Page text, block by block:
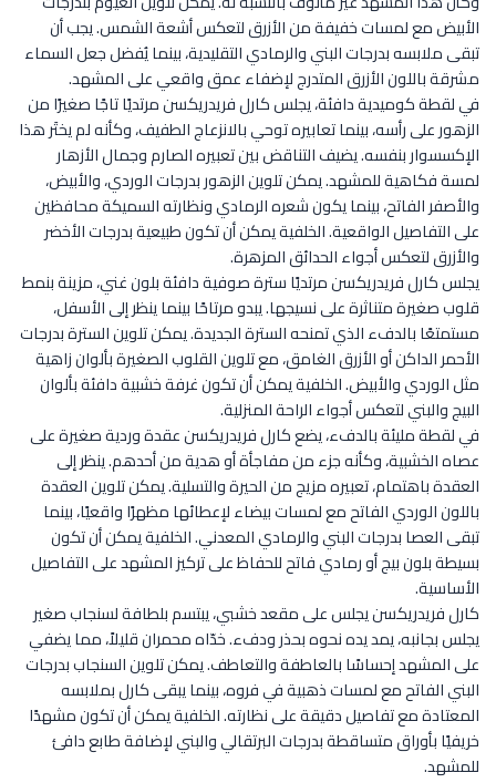
الأبيض مع لمسات خفيفة من الأزرق لتعكس أشعة الشمس. يجب أن
تبقى ملابسه بدرجات البني والرمادي التقليدية، بينما يُفضل جعل السماء
مشرقة باللون الأزرق المتدرج لإضفاء عمق واقعي على المشهد.
في لقطة كوميدية دافئة، يجلس كارل فريدريكسن مرتديًا تاجًا صغيرًا من
الزهور على رأسه، بينما تعابيره توحي بالانزعاج الطفيف، وكأنه لم يختَر هذا
الإكسسوار بنفسه. يضيف التناقض بين تعبيره الصارم وجمال الأزهار
لمسة فكاهية للمشهد. يمكن تلوين الزهور بدرجات الوردي، والأبيض،
والأصفر الفاتح، بينما يكون شعره الرمادي ونظارته السميكة محافظين
على التفاصيل الواقعية. الخلفية يمكن أن تكون طبيعية بدرجات الأخضر
والأزرق لتعكس أجواء الحدائق المزهرة.
يجلس كارل فريدريكسن مرتديًا سترة صوفية دافئة بلون غني، مزينة بنمط
قلوب صغيرة متناثرة على نسيجها. يبدو مرتاحًا بينما ينظر إلى الأسفل،
مستمتعًا بالدفء الذي تمنحه السترة الجديدة. يمكن تلوين السترة بدرجات
الأحمر الداكن أو الأزرق الغامق، مع تلوين القلوب الصغيرة بألوان زاهية
مثل الوردي والأبيض. الخلفية يمكن أن تكون غرفة خشبية دافئة بألوان
البيج والبني لتعكس أجواء الراحة المنزلية.
في لقطة مليئة بالدفء، يضع كارل فريدريكسن عقدة وردية صغيرة على
عصاه الخشبية، وكأنه جزء من مفاجأة أو هدية من أحدهم. ينظر إلى
العقدة باهتمام، تعبيره مزيج من الحيرة والتسلية. يمكن تلوين العقدة
باللون الوردي الفاتح مع لمسات بيضاء لإعطائها مظهرًا واقعيًا، بينما
تبقى العصا بدرجات البني والرمادي المعدني. الخلفية يمكن أن تكون
بسيطة بلون بيج أو رمادي فاتح للحفاظ على تركيز المشهد على التفاصيل
الأساسية.
كارل فريدريكسن يجلس على مقعد خشبي، يبتسم بلطافة لسنجاب صغير
يجلس بجانبه، يمد يده نحوه بحذر ودفء. خدّاه محمران قليلاً، مما يضفي
على المشهد إحساسًا بالعاطفة والتعاطف. يمكن تلوين السنجاب بدرجات
البني الفاتح مع لمسات ذهبية في فروه، بينما يبقى كارل بملابسه
المعتادة مع تفاصيل دقيقة على نظارته. الخلفية يمكن أن تكون مشهدًا
خريفيًا بأوراق متساقطة بدرجات البرتقالي والبني لإضافة طابع دافئ
للمشهد.